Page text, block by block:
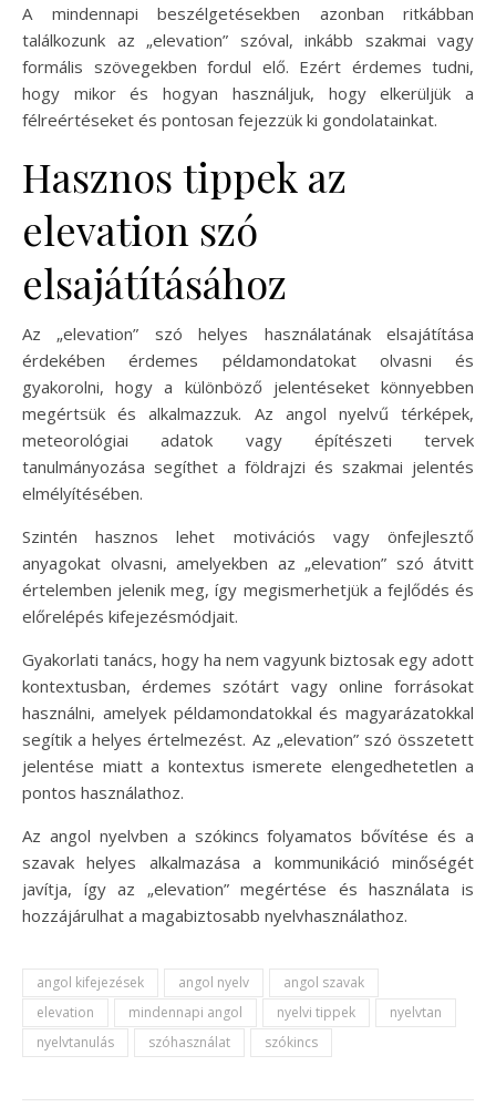
A mindennapi beszélgetésekben azonban ritkábban
találkozunk az „elevation” szóval, inkább szakmai vagy
formális szövegekben fordul elő. Ezért érdemes tudni,
hogy mikor és hogyan használjuk, hogy elkerüljük a
félreértéseket és pontosan fejezzük ki gondolatainkat.
Hasznos tippek az
elevation szó
elsajátításához
Az „elevation” szó helyes használatának elsajátítása
érdekében érdemes példamondatokat olvasni és
gyakorolni, hogy a különböző jelentéseket könnyebben
megértsük és alkalmazzuk. Az angol nyelvű térképek,
meteorológiai adatok vagy építészeti tervek
tanulmányozása segíthet a földrajzi és szakmai jelentés
elmélyítésében.
Szintén hasznos lehet motivációs vagy önfejlesztő
anyagokat olvasni, amelyekben az „elevation” szó átvitt
értelemben jelenik meg, így megismerhetjük a fejlődés és
előrelépés kifejezésmódjait.
Gyakorlati tanács, hogy ha nem vagyunk biztosak egy adott
kontextusban, érdemes szótárt vagy online forrásokat
használni, amelyek példamondatokkal és magyarázatokkal
segítik a helyes értelmezést. Az „elevation” szó összetett
jelentése miatt a kontextus ismerete elengedhetetlen a
pontos használathoz.
Az angol nyelvben a szókincs folyamatos bővítése és a
szavak helyes alkalmazása a kommunikáció minőségét
javítja, így az „elevation” megértése és használata is
hozzájárulhat a magabiztosabb nyelvhasználathoz.
angol kifejezések angol nyelv
angol szavak
elevation
mindennapi angol nyelvi tippek
nyelvtan
nyelvtanulás
szóhasználat szókincs